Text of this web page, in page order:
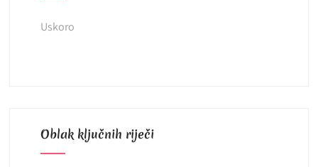
Uskoro
Oblak ključnih riječi